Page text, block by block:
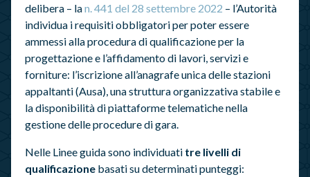
delibera – lan. 441 del 28 settembre 2022 – l’Autorità
individua i requisiti obbligatori per poter essere
ammessi alla procedura di qualificazione per la
progettazione e l’affidamento di lavori, servizi e
forniture: l’iscrizione all’anagrafe unica delle stazioni
appaltanti (Ausa), una struttura organizzativa stabile e
la disponibilità di piattaforme telematiche nella
gestione delle procedure di gara.
Nelle Linee guida sono individuati tre livelli di
qualificazione basati su determinati punteggi: